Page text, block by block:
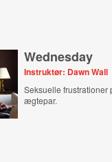
Wednesday
Instruktør: Dawn Wall
Seksuelle frustrationer
ægtepar.